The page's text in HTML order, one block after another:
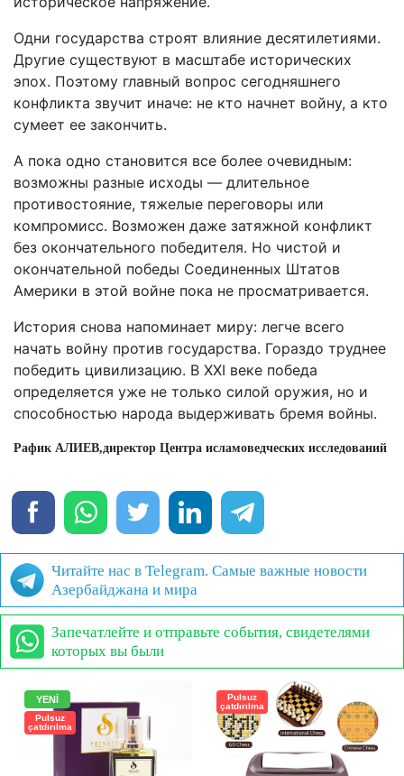
Одни государства строят влияние десятилетиями.
Другие существуют в масштабе исторических
эпох. Поэтому главный вопрос сегодняшнего
конфликта звучит иначе: не кто начнет войну, а кто
сумеет ее закончить.
А пока одно становится все более очевидным:
возможны разные исходы — длительное
противостояние, тяжелые переговоры или
компромисс. Возможен даже затяжной конфликт
без окончательного победителя. Но чистой и
окончательной победы Соединенных Штатов
Америки в этой войне пока не просматривается.
История снова напоминает миру: легче всего
начать войну против государства. Гораздо труднее
победить цивилизацию. В XXI веке победа
определяется уже не только силой оружия, но и
способностью народа выдерживать бремя войны.
Рафик АЛИЕВ,директор Центра исламоведческих исследований
Читайте нас в Telegram. Самые важные новости
Азербайджана и мира
Запечатлейте и отправьте события, свидетелями
которых вы были